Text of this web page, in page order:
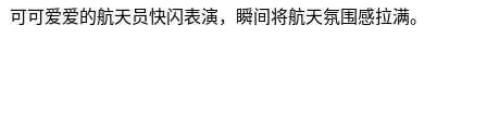
可可爱爱的航天员快闪表演，瞬间将航天氛围感拉满。